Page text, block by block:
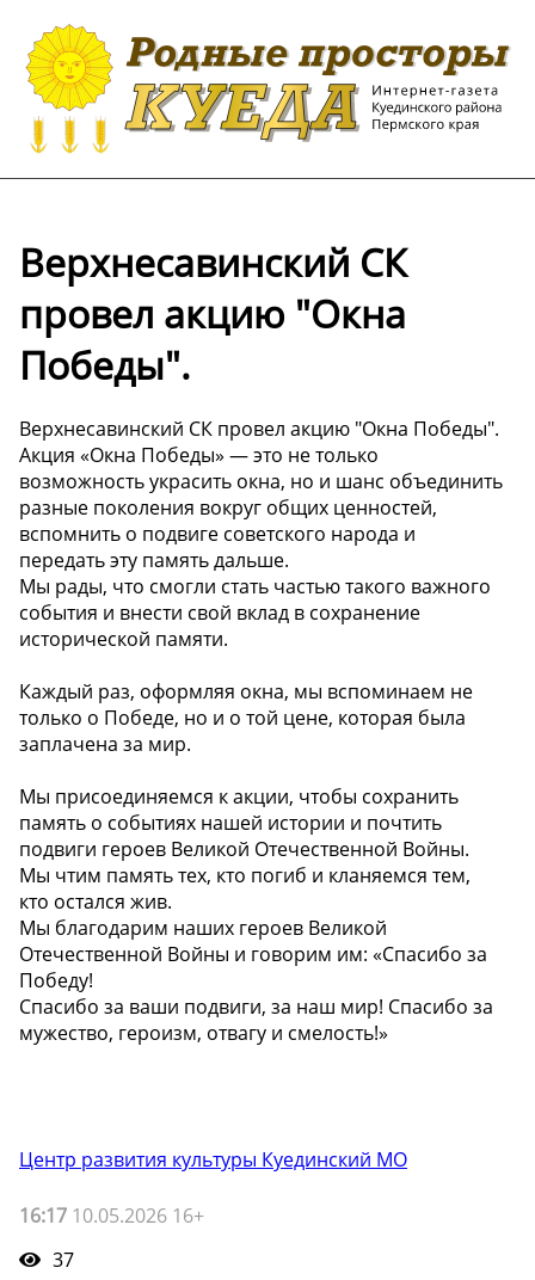
Верхнесавинский СК
провел акцию "Окна
Победы".
Верхнесавинский СК провел акцию "Окна Победы".
Акция «Окна Победы» — это не только
возможность украсить окна, но и шанс объединить
разные поколения вокруг общих ценностей,
вспомнить о подвиге советского народа и
передать эту память дальше.
Мы рады, что смогли стать частью такого важного
события и внести свой вклад в сохранение
исторической памяти.
Каждый раз, оформляя окна, мы вспоминаем не
только о Победе, но и о той цене, которая была
заплачена за мир.
Мы присоединяемся к акции, чтобы сохранить
память о событиях нашей истории и почтить
подвиги героев Великой Отечественной Войны.
Мы чтим память тех, кто погиб и кланяемся тем,
кто остался жив.
Мы благодарим наших героев Великой
Отечественной Войны и говорим им: «Спасибо за
Победу!
Спасибо за ваши подвиги, за наш мир! Спасибо за
мужество, героизм, отвагу и смелость!»
Центр развития культуры Куединский МО
16:17 10.05.2026 16+
37